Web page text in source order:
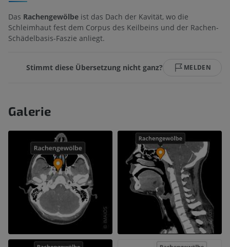
Das Rachengewölbe ist das Dach der Kavität, wo die
Schleimhaut fest dem Corpus des Keilbeins und der Rachen-
Schädelbasis-Faszie anliegt.
Stimmt diese Übersetzung nicht ganz? MELDEN
Galerie